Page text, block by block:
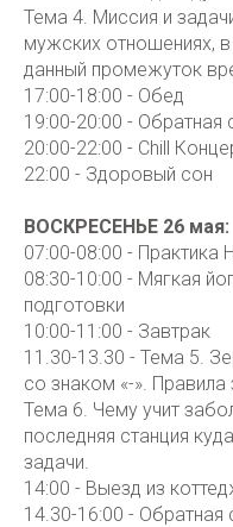
Тема 4. Миссия и
мужских отношениях, в
данный промежуток
17:00-18:00 - Обед
19:00-20:00 - Обратная
20:00-22:00 - Chill
22:00 - Здоровый сон
ВОСКРЕСЕНЬЕ 26 мая:
07:00-08:00 - Практика
08:30-10:00 - Мягкая
подготовки
10:00-11:00 - Завтрак
11.30-13.30 - Тема 5.
со знаком «-». Правила
Тема 6. Чему учит
последняя станция
задачи.
14:00 - Выезд из
14.30-16:00 - Обратная